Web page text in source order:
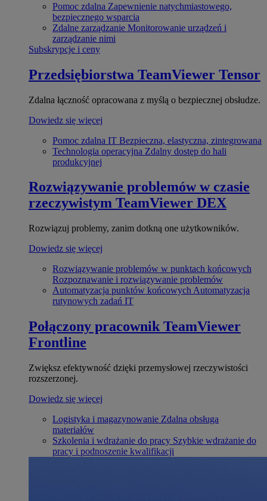
Pomoc zdalna Zapewnienie natychmiastowego,
bezpiecznego wsparcia
Zdalne zarządzanie Monitorowanie urządzeń i
zarządzanie nimi
Subskrypcje i ceny
Przedsiębiorstwa TeamViewer Tensor
Zdalna łączność opracowana z myślą o bezpiecznej obsłudze.
Dowiedz się więcej
Pomoc zdalna IT Bezpieczna, elastyczna, zintegrowana
Technologia operacyjna Zdalny dostęp do hali
produkcyjnej
Rozwiązywanie problemów w czasie
rzeczywistym TeamViewer DEX
Rozwiązuj problemy, zanim dotkną one użytkowników.
Dowiedz się więcej
Rozwiązywanie problemów w punktach końcowych
Rozpoznawanie i rozwiązywanie problemów
Automatyzacja punktów końcowych Automatyzacja
rutynowych zadań IT
Połączony pracownik TeamViewer
Frontline
Zwiększ efektywność dzięki przemysłowej rzeczywistości
rozszerzonej.
Dowiedz się więcej
Logistyka i magazynowanie Zdalna obsługa
materiałów
Szkolenia i wdrażanie do pracy Szybkie wdrażanie do
pracy i podnoszenie kwalifikacji